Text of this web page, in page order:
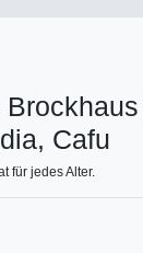
Cafu
für jedes Alter.